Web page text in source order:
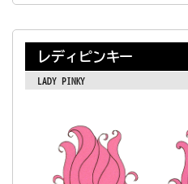
レディピンキー
LADY PINKY